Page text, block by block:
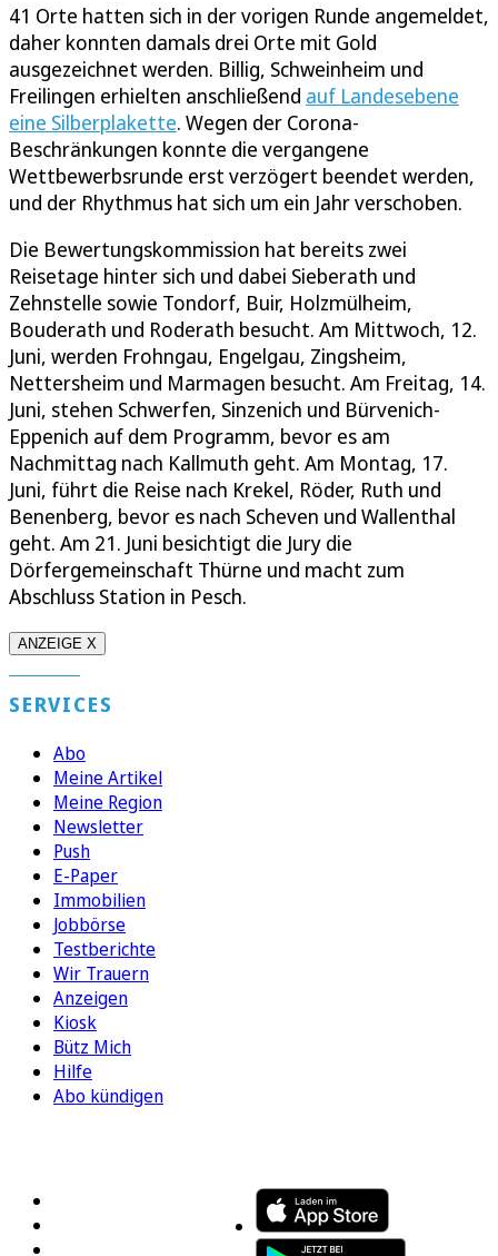
41 Orte hatten sich in der vorigen Runde angemeldet,
daher konnten damals drei Orte mit Gold
ausgezeichnet werden. Billig, Schweinheim und
Freilingen erhielten anschließend auf Landesebene
eine Silberplakette. Wegen der Corona-
Beschränkungen konnte die vergangene
Wettbewerbsrunde erst verzögert beendet werden,
und der Rhythmus hat sich um ein Jahr verschoben.
Die Bewertungskommission hat bereits zwei
Reisetage hinter sich und dabei Sieberath und
Zehnstelle sowie Tondorf, Buir, Holzmülheim,
Bouderath und Roderath besucht. Am Mittwoch, 12.
Juni, werden Frohngau, Engelgau, Zingsheim,
Nettersheim und Marmagen besucht. Am Freitag, 14.
Juni, stehen Schwerfen, Sinzenich und Bürvenich-
Eppenich auf dem Programm, bevor es am
Nachmittag nach Kallmuth geht. Am Montag, 17.
Juni, führt die Reise nach Krekel, Röder, Ruth und
Benenberg, bevor es nach Scheven und Wallenthal
geht. Am 21. Juni besichtigt die Jury die
Dörfergemeinschaft Thürne und macht zum
Abschluss Station in Pesch.
ANZEIGE X
SERVICES
Abo
Meine Artikel
Meine Region
Newsletter
Push
E-Paper
Immobilien
Jobbörse
Testberichte
Wir Trauern
Anzeigen
Kiosk
Bütz Mich
Hilfe
Abo kündigen